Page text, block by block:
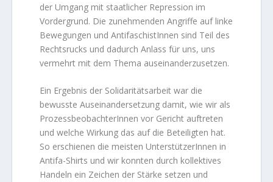
der Umgang mit staatlicher Repression im
Vordergrund. Die zunehmenden Angriffe auf linke
Bewegungen und AntifaschistInnen sind Teil des
Rechtsrucks und dadurch Anlass für uns, uns
vermehrt mit dem Thema auseinanderzusetzen.
Ein Ergebnis der Solidaritätsarbeit war die
bewusste Auseinandersetzung damit, wie wir als
ProzessbeobachterInnen vor Gericht auftreten
und welche Wirkung das auf die Beteiligten hat.
So erschienen die meisten UnterstützerInnen in
Antifa-Shirts und wir konnten durch kollektives
Handeln ein Zeichen der Stärke setzen und